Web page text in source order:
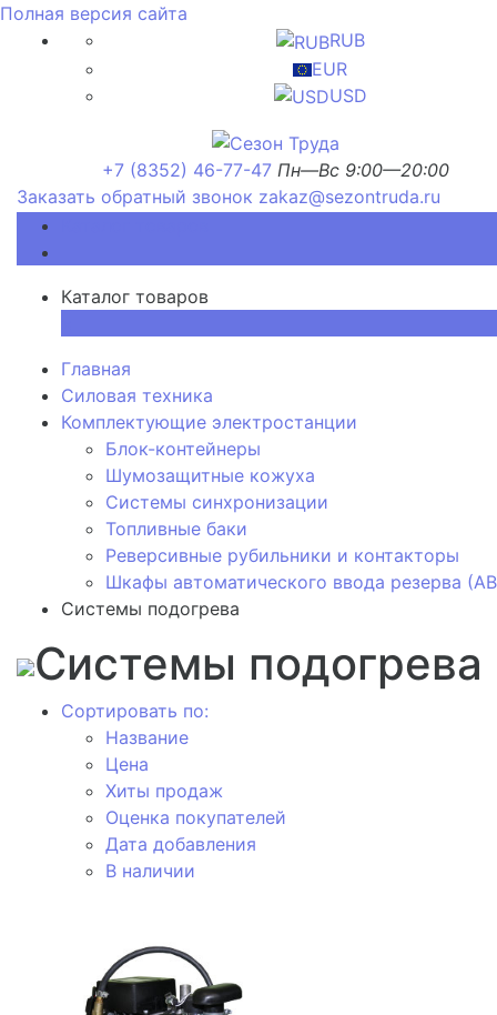
Полная версия сайта
RUB
EUR
USD
+7 (8352) 46-77-47 Пн—Вс 9:00—20:00
Заказать обратный звонок zakaz@sezontruda.ru
Каталог товаров
Главная
Силовая техника
Комплектующие электростанции
Блок-контейнеры
Шумозащитные кожуха
Системы синхронизации
Топливные баки
Реверсивные рубильники и контакторы
Шкафы автоматического ввода резерва
Системы подогрева
Системы подогрева
Сортировать по:
Название
Цена
Хиты продаж
Оценка покупателей
Дата добавления
В наличии